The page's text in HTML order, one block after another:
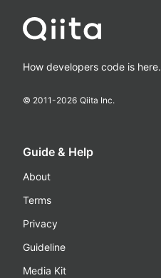
How developers code is here.
© 2011-2026 Qiita Inc.
Guide & Help
About
Terms
Privacy
Guideline
Media Kit